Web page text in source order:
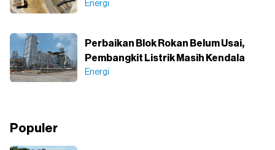
Energi
Perbaikan Blok Rokan Belum Usai,
Pembangkit Listrik Masih Kendala
Energi
Populer